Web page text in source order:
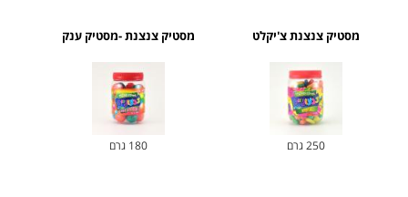
מסטיק צנצנת צ'יקלט
250 גרם
מסטיק צנצנת -מסטיק ענק
180 גרם